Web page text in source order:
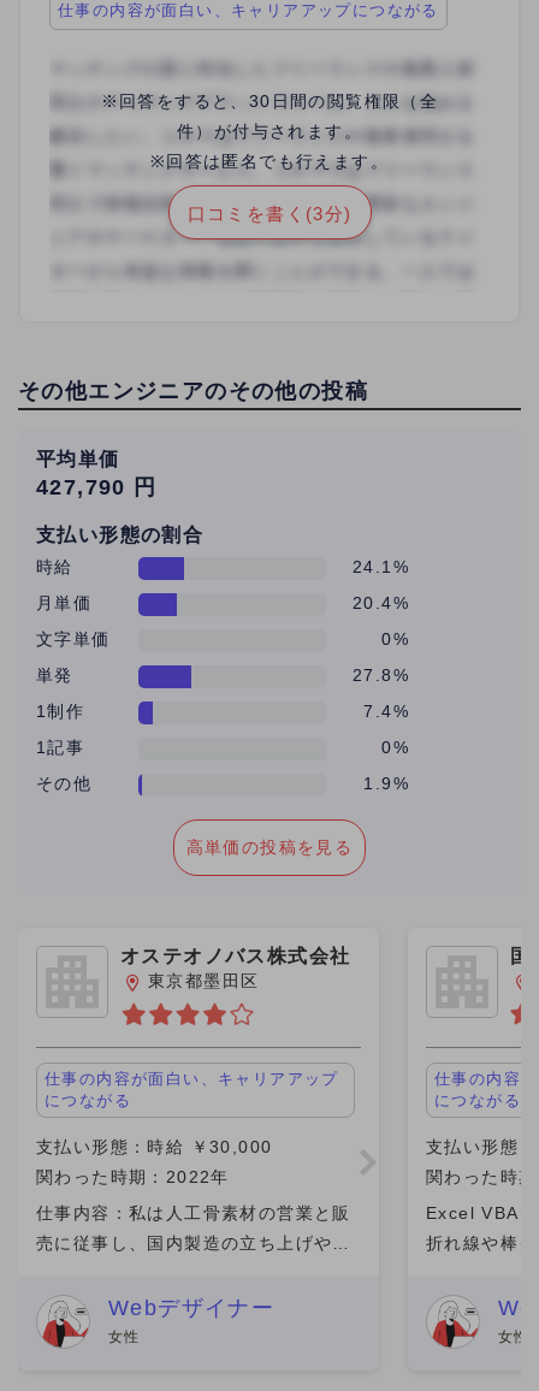
仕事の内容が面白い、キャリアアップにつながる
※回答をすると、30日間の閲覧権限（全
件）が付与されます。
※回答は匿名でも行えます。
口コミを書く(3分)
その他エンジニアのその他の投稿
平均単価
427,790 円
支払い形態の割合
時給
24.1%
月単価
20.4%
文字単価
0%
単発
27.8%
1制作
7.4%
1記事
0%
その他
1.9%
高単価の投稿を見る
オステオノバス株式会社
東京都墨田区
仕事の内容が面白い、キャリアアップ
につながる
支払い形態：時給 ￥30,000
関わった時期：2022年
仕事内容：私は人工骨素材の営業と販
売に従事し、国内製造の立ち上げやコ
す。 働く人達：過去の会社の同僚や新
しい仲間です。 契約や報酬：従業員と
Webデザイナー
女性
国
仕事の内容
につながる
支払い形態
関わった時
Excel VBA
折れ線や棒
得していた
量も多くて
女性